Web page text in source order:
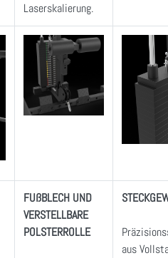
Laserskalierung.
FUßBLECH UND
VERSTELLBARE
POLSTERROLLE
aus